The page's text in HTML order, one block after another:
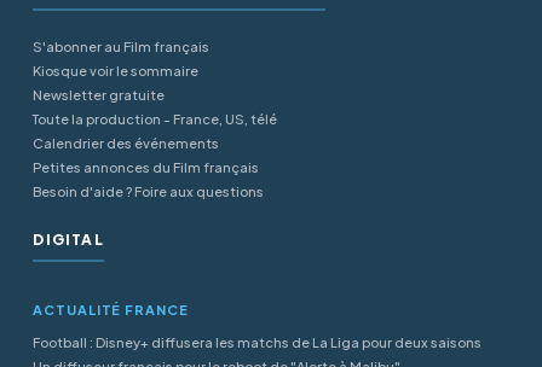
S'abonner au Film français
Kiosque voir le sommaire
Newsletter gratuite
Toute la production - France, US, télé
Calendrier des événements
Petites annonces du Film français
Besoin d'aide ? Foire aux questions
DIGITAL
ACTUALITÉ FRANCE
Football : Disney+ diffusera les matchs de La Liga pour deux saisons